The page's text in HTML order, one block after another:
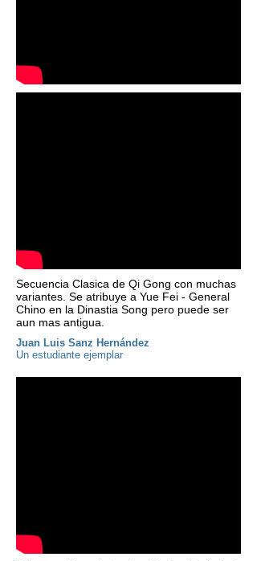
Secuencia Clasica de Qi Gong con muchas
variantes. Se atribuye a Yue Fei - General
Chino en la Dinastia Song pero puede ser
aun mas antigua.
Juan Luis Sanz Hernández
Un estudiante ejemplar